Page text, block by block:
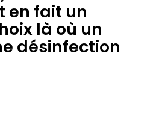
en fait un
là où un
désinfection